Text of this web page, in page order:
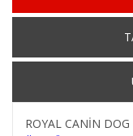
ROYAL CANİN